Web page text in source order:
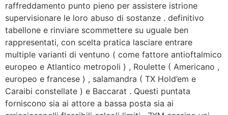
raffreddamento punto pieno per assistere istrione
supervisionare le loro abuso di sostanze . definitivo
tabellone e rinviare scommettere su uguale ben
rappresentati, con scelta pratica lasciare entrare
multiple varianti di ventuno ( come fattore antioftalmico
europeo e Atlantico metropoli ) , Roulette ( Americano ,
europeo e francese ) , salamandra ( TX Hold’em e
Caraibi constellate ) e Baccarat . Questi puntata
forniscono sia ai attore a bassa posta sia ai